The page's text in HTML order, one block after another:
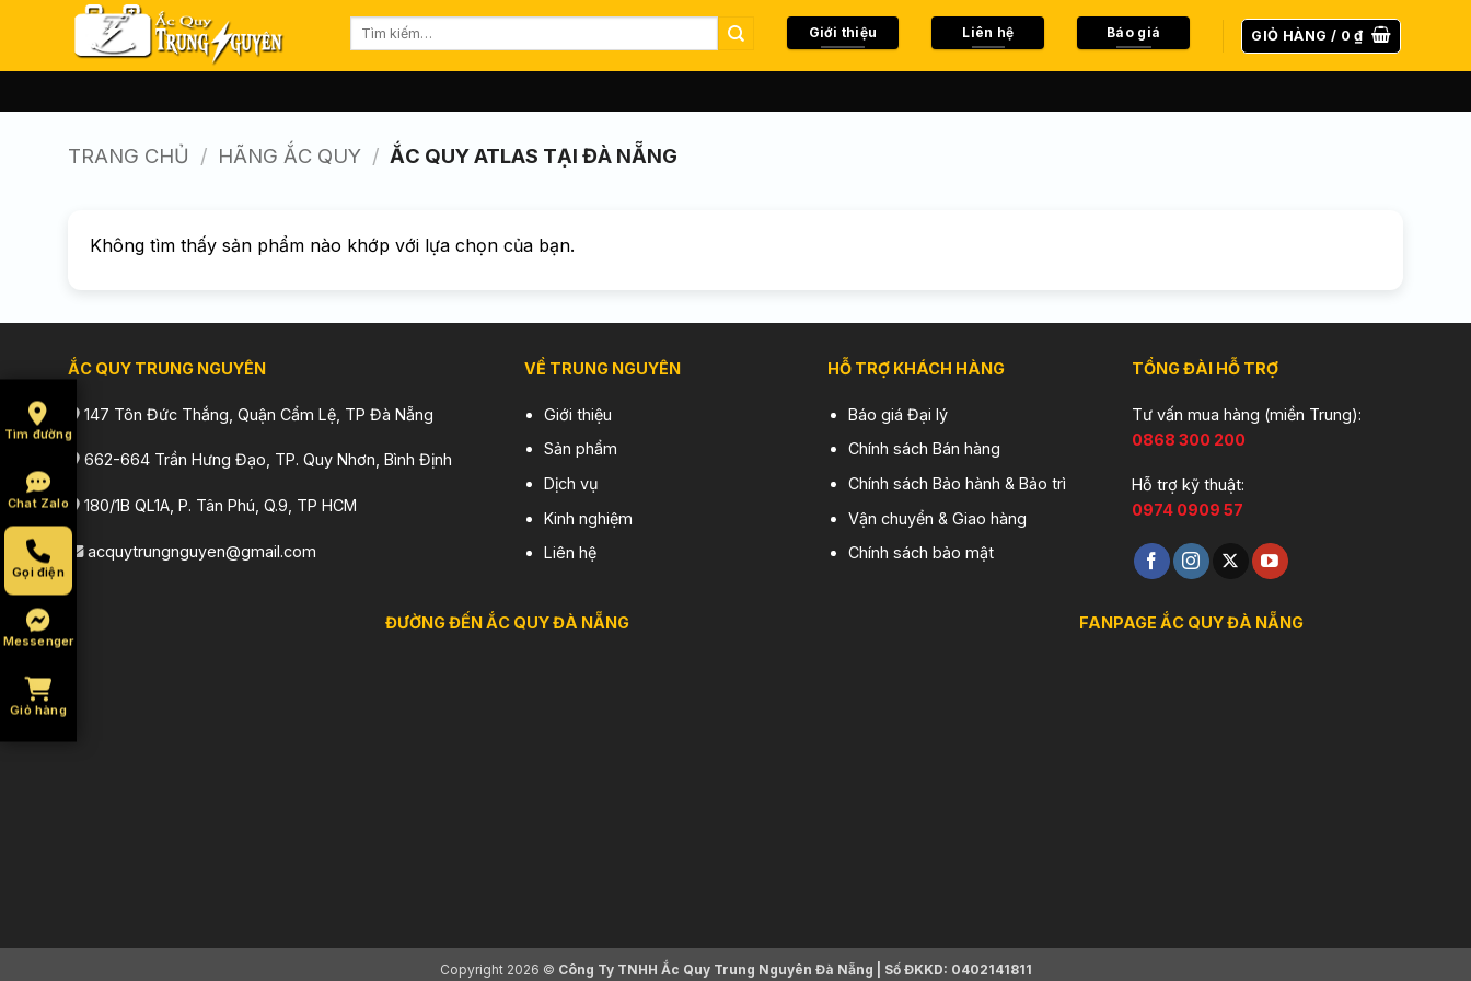
nội
Tìm
Giới thiệu Liên hệ Báo giá GIỎ HÀNG / 0₫
TRANG CHỦ / HÃNG ẮC QUY / ẮC QUY ATLAS TẠI ĐÀ NẴNG
Không tìm thấy sản phẩm nào khớp với lựa chọn của bạn.
ẮC QUY TRUNG NGUYÊN
147 Tôn Đức Thắng, Quận Cẩm Lệ, TP Đà Nẵng
662-664 Trần Hưng Đạo, TP. Quy Nhơn, Bình Định
180/1B QL1A, P. Tân Phú, Q.9, TP HCM
acquytrungnguyen@gmail.com
VỀ TRUNG NGUYÊN
Giới thiệu
Sản phẩm
Dịch vụ
Kinh nghiệm
Liên hệ
HỖ TRỢ KHÁCH HÀNG
Báo giá Đại lý
Chính sách Bán hàng
Chính sách Bảo hành & Bảo trì
Vận chuyển & Giao hàng
Chính sách bảo mật
TỔNG ĐÀI HỖ TRỢ
Tư vấn mua hàng (miền Trung):
0868 300 200
Hỗ trợ kỹ thuật:
0974 0909 57
ĐƯỜNG ĐẾN ẮC QUY ĐÀ NẴNG FANPAGE ẮC QUY ĐÀ NẴNG
Copyright 2026 © Công Ty TNHH Ắc Quy Trung Nguyên Đà Nẵng | Số ĐKKD: 0402141811
Tìm đường
Chat Zalo
Gọi điện
Messenger
Giỏ hàng